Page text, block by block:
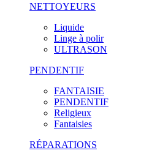
NETTOYEURS
Liquide
Linge à polir
ULTRASON
PENDENTIF
FANTAISIE
PENDENTIF
Religieux
Fantaisies
RÉPARATIONS